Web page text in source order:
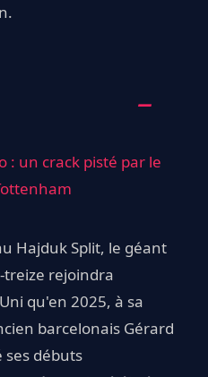
: un crack pisté par le
Hajduk Split, le géant
rejoindra
qu'en 2025, à sa
barcelonais Gérard
ses débuts